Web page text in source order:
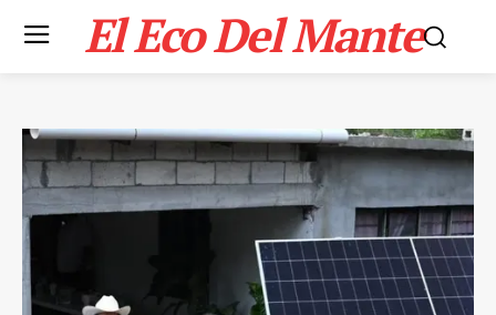
El Eco Del Mante